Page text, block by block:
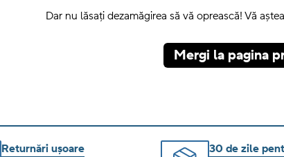
Dar nu lăsați dezamăgirea să vă oprească! Vă
Mergi la pagina
Returnări ușoare 30 de zile